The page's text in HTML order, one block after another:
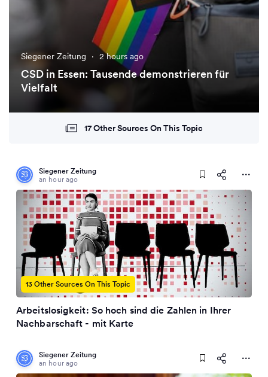
Siegener Zeitung · 2 hours ago
CSD in Essen: Tausende demonstrieren für
Vielfalt
17 Other Sources On This Topic
Siegener Zeitung
an hour ago
13 Other Sources On This Topic
Arbeitslosigkeit: So hoch sind die Zahlen in Ihrer
Nachbarschaft - mit Karte
Siegener Zeitung
an hour ago